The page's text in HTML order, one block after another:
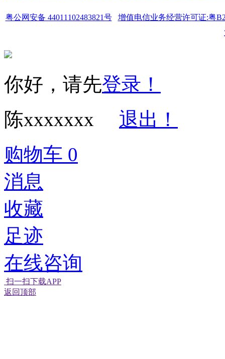
粤公网安备 44011102483821号
增值电信业务经营许可证:粤
你好，请先登录！
陈xxxxxxx
退出！
购物车 0
消息
收藏
足迹
在线咨询
扫一扫下载APP
返回顶部